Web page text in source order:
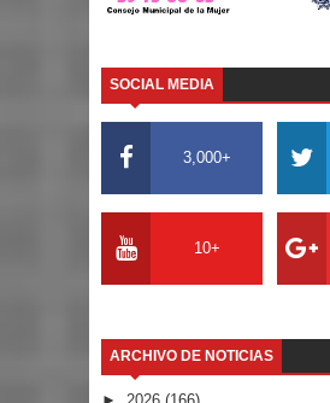
SOCIAL MEDIA
3,000+
10+
ARCHIVO DE NOTICIAS